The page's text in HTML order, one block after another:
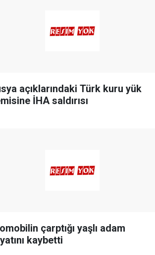
açıklarındaki Türk kuru yük
İHA saldırısı
çarptığı yaşlı adam
kaybetti